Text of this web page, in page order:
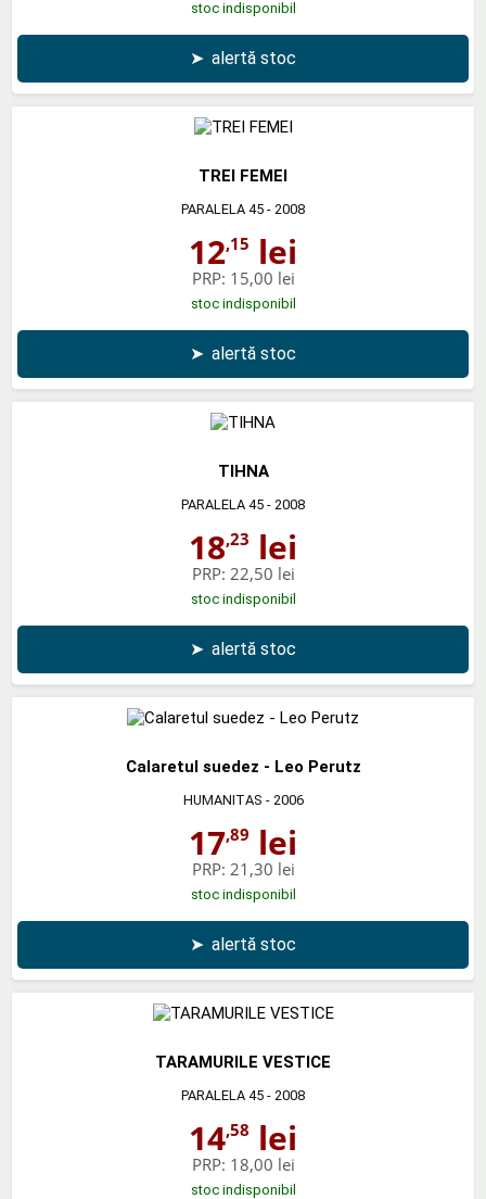
stoc indisponibil
➤ alertă stoc
TREI FEMEI
PARALELA 45 - 2008
12,15 lei
PRP: 15,00 lei
stoc indisponibil
➤ alertă stoc
TIHNA
PARALELA 45 - 2008
18,23 lei
PRP: 22,50 lei
stoc indisponibil
➤ alertă stoc
Calaretul suedez - Leo Perutz
HUMANITAS - 2006
17,89 lei
PRP: 21,30 lei
stoc indisponibil
➤ alertă stoc
TARAMURILE VESTICE
PARALELA 45 - 2008
14,58 lei
PRP: 18,00 lei
stoc indisponibil